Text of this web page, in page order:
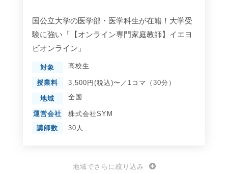
国公立大学の医学部・医学科生が在籍！大学受
験に強い「【オンライン専門家庭教師】イエヨ
ビオンライン」
対象 高校生
授業料 3,500円(税込)〜／1コマ（30分）
地域 全国
運営会社
株式会社SYM
講師数
30人
地域でさらに絞り込み